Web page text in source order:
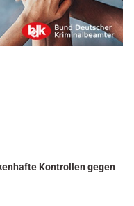
Kontrollen gegen